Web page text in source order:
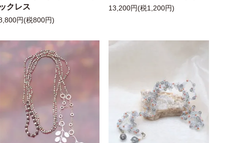
ックレス
円(税800円)
13,200円(税1,200円)